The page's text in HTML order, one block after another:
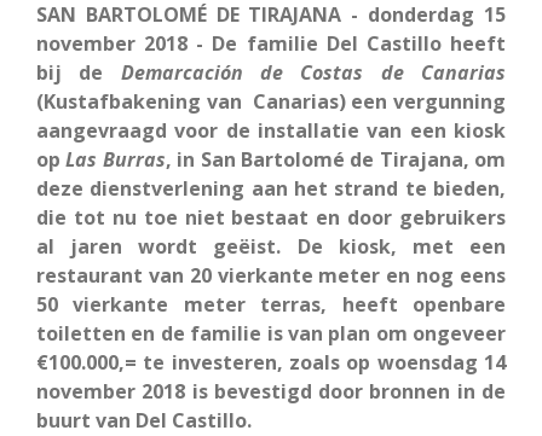
SAN BARTOLOMÉ DE TIRAJANA - donderdag 15
november 2018 - De familie Del Castillo heeft
bij de Demarcación de Costas de Canarias
(Kustafbakening van Canarias) een vergunning
aangevraagd voor de installatie van een kiosk
opLas Burras, in San Bartolomé de Tirajana, om
deze dienstverlening aan het strand te bieden,
die tot nu toe niet bestaat en door gebruikers
al jaren wordt geëist. De kiosk, met een
restaurant van 20 vierkante meter en nog eens
50 vierkante meter terras, heeft openbare
toiletten en de familie is van plan om ongeveer
€100.000,= te investeren, zoals op woensdag 14
november 2018 is bevestigd door bronnen in de
buurt van Del Castillo.